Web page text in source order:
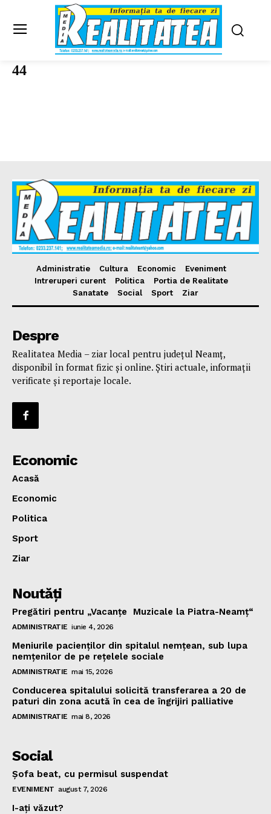
44
Administratie Cultura Economic
Eveniment
Intreruperi curent
Politica
Portia de Realitate
Sanatate
Social Sport Ziar
Despre
Realitatea Media – ziar local pentru județul Neamț,
disponibil în format fizic și online. Știri actuale, informații
verificate și reportaje locale.
Economic
Acasă
Economic
Politica
Sport
Ziar
Noutăţi
Pregătiri pentru „Vacanţe Muzicale la Piatra-Neamţ“
ADMINISTRATIE iunie 4, 2026
Meniurile pacienţilor din spitalul nemţean, sub lupa
nemţenilor de pe reţelele sociale
ADMINISTRATIE mai 15, 2026
Conducerea spitalului solicită transferarea a 20 de
paturi din zona acută în cea de îngrijiri palliative
ADMINISTRATIE mai 8, 2026
Social
Şofa beat, cu permisul suspendat
EVENIMENT august 7, 2026
I-aţi văzut?